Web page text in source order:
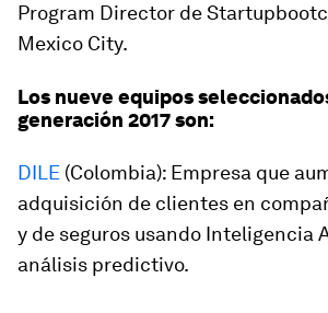
Program Director de
Mexico City.
Los nueve equipos
generación 2017 son:
DILE (Colombia): Empresa que
adquisición de clientes en
y de seguros usando Inteligencia
análisis predictivo.